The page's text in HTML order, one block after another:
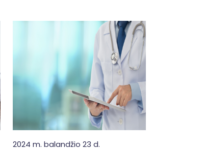
2024 m. balandžio 23 d.